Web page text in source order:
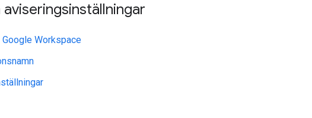
Workspace